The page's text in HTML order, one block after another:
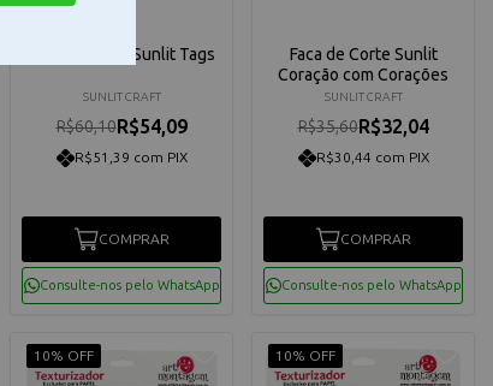
Faca de Corte Sunlit Tags
SUNLIT CRAFT
R$60,10R$54,09
R$51,39 com PIX
COMPRAR
Consulte-nos pelo WhatsApp
Faca de Corte Sunlit
Coração com Corações
SUNLIT CRAFT
R$35,60R$32,04
R$30,44 com PIX
COMPRAR
Consulte-nos pelo WhatsApp
10% OFF 10% OFF